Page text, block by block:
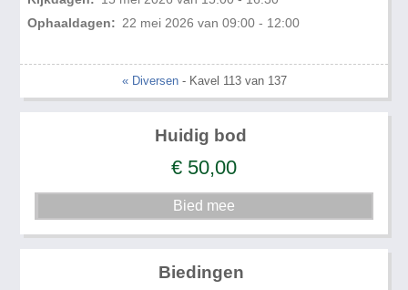
Ophaaldagen: 22 mei 2026 van 09:00 - 12:00
« Diversen- Kavel 113 van 137
Huidig bod
€ 50,00
Biedingen